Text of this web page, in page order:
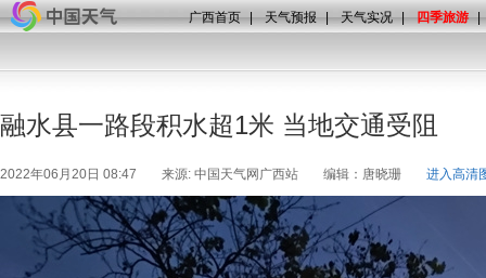
广西首页 | 天气预报 | 天气实况 | 四季旅游 |
融水县一路段积水超1米 当地交通受阻
2022年06月20日 08:47 来源: 中国天气网广西站 编辑：唐晓珊 进入高清